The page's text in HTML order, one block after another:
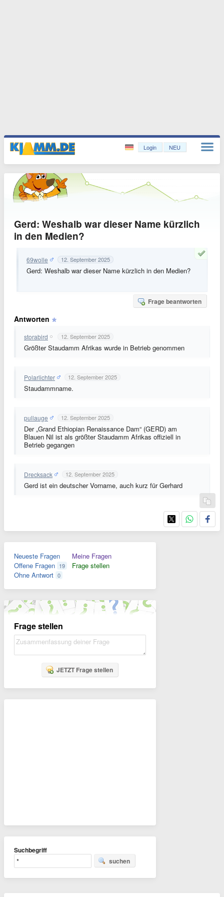
Login NEU
Gerd: Weshalb war dieser Name kürzlich
in den Medien?
69wolle 12. September 2025
Gerd: Weshalb war dieser Name kürzlich in den Medien?
Frage beantworten
Antworten
storabird 12. September 2025
Größter Staudamm Afrikas wurde in Betrieb genommen
Polarlichter 12. September 2025
Staudammname.
pullauge 12. September 2025
Der „Grand Ethiopian Renaissance Dam“ (GERD) am
Blauen Nil ist als größter Staudamm Afrikas offiziell in
Betrieb gegangen
Drecksack 12. September 2025
Gerd ist ein deutscher Vorname, auch kurz für Gerhard
Neueste Fragen
Offene Fragen 19
Ohne Antwort 0
Meine Fragen
Frage stellen
Frage stellen
JETZT Frage stellen
Suchbegriff
suchen